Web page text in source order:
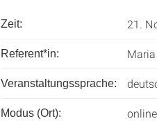
Zeit: 21.
Referent*in:
Veranstaltungssprache:
Modus (Ort): online